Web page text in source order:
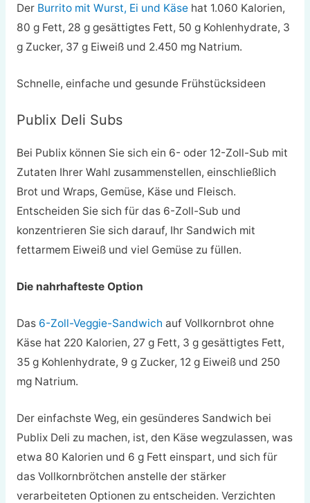
Der Burrito mit Wurst, Ei und Käsehat 1.060 Kalorien,
80 g Fett, 28 g gesättigtes Fett, 50 g Kohlenhydrate, 3
g Zucker, 37 g Eiweiß und 2.450 mg Natrium.
Schnelle, einfache und gesunde Frühstücksideen
Publix Deli Subs
Bei Publix können Sie sich ein 6- oder 12-Zoll-Sub mit
Zutaten Ihrer Wahl zusammenstellen, einschließlich
Brot und Wraps, Gemüse, Käse und Fleisch.
Entscheiden Sie sich für das 6-Zoll-Sub und
konzentrieren Sie sich darauf, Ihr Sandwich mit
fettarmem Eiweiß und viel Gemüse zu füllen.
Die nahrhafteste Option
Das 6-Zoll-Veggie-Sandwich auf Vollkornbrot ohne
Käse hat 220 Kalorien, 27 g Fett, 3 g gesättigtes Fett,
35 g Kohlenhydrate, 9 g Zucker, 12 g Eiweiß und 250
mg Natrium.
Der einfachste Weg, ein gesünderes Sandwich bei
Publix Deli zu machen, ist, den Käse wegzulassen, was
etwa 80 Kalorien und 6 g Fett einspart, und sich für
das Vollkornbrötchen anstelle der stärker
verarbeiteten Optionen zu entscheiden. Verzichten